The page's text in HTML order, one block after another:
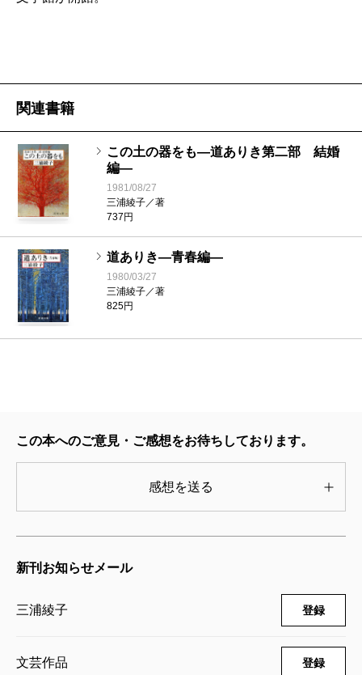
関連書籍
この土の器をも―道ありき第二部 結婚
編―
1981/08/27
三浦綾子／著
737円
道ありき―青春編―
1980/03/27
三浦綾子／著
825円
この本へのご意見・ご感想をお待ちしております。
感想を送る
新刊お知らせメール
三浦綾子 登録
文芸作品 登録